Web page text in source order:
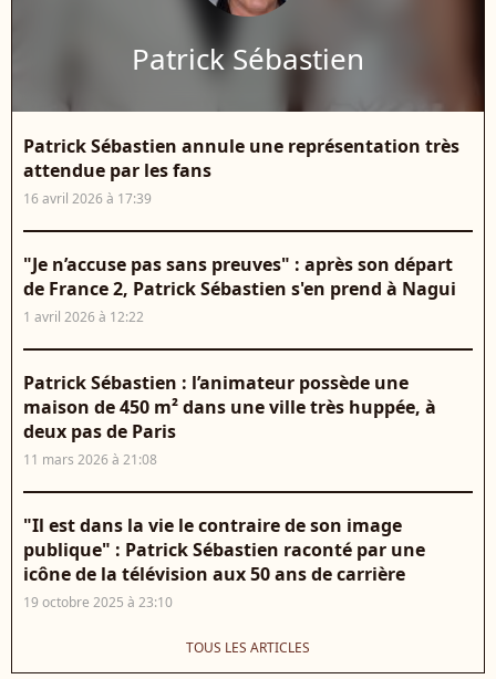
Patrick Sébastien
Patrick Sébastien annule une représentation très
attendue par les fans
16 avril 2026 à 17:39
"Je n’accuse pas sans preuves" : après son départ
de France 2, Patrick Sébastien s'en prend à Nagui
1 avril 2026 à 12:22
Patrick Sébastien : l’animateur possède une
maison de 450 m² dans une ville très huppée, à
deux pas de Paris
11 mars 2026 à 21:08
"Il est dans la vie le contraire de son image
publique" : Patrick Sébastien raconté par une
icône de la télévision aux 50 ans de carrière
19 octobre 2025 à 23:10
TOUS LES ARTICLES